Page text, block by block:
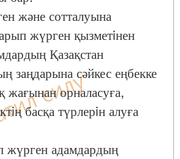
және сотталуына
жүрген қызметiнен
Қазақстан
заңдарына сәйкес еңбекке
орналасуға,
басқа түрлерiн алуға
жүрген адамдардың